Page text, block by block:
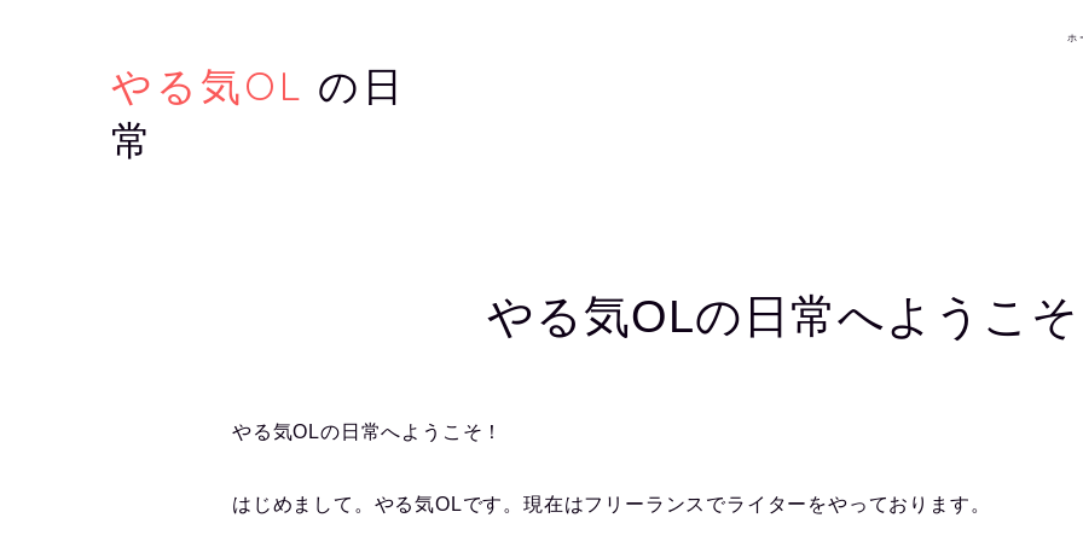
やる気OL の日
常
ホ
やる気OLの日常へようこそ
やる気OLの日常へようこそ！
はじめまして。やる気OLです。現在はフリーランスでライターをやっております。